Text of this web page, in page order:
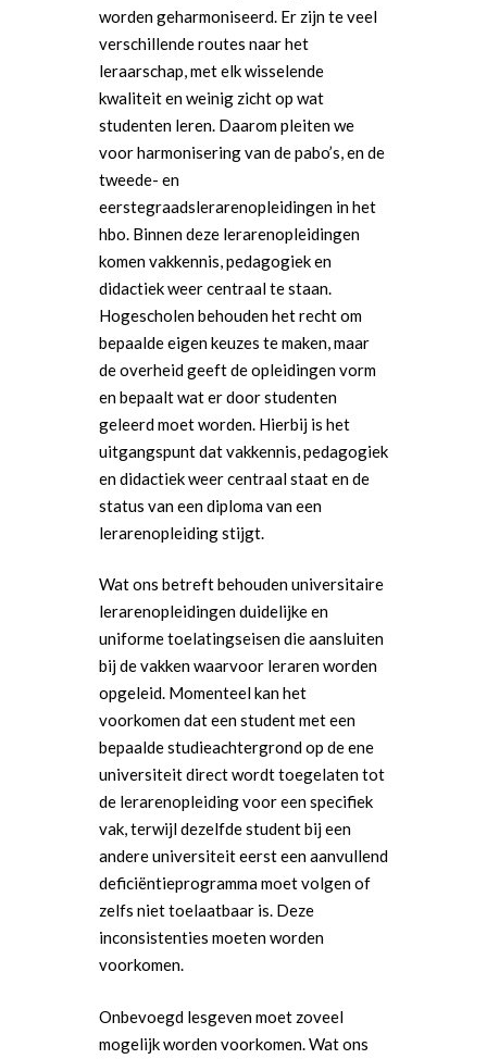
worden geharmoniseerd. Er zijn te veel
verschillende routes naar het
leraarschap, met elk wisselende
kwaliteit en weinig zicht op wat
studenten leren. Daarom pleiten we
voor harmonisering van de pabo’s, en de
tweede- en
eerstegraadslerarenopleidingen in het
hbo. Binnen deze lerarenopleidingen
komen vakkennis, pedagogiek en
didactiek weer centraal te staan.
Hogescholen behouden het recht om
bepaalde eigen keuzes te maken, maar
de overheid geeft de opleidingen vorm
en bepaalt wat er door studenten
geleerd moet worden. Hierbij is het
uitgangspunt dat vakkennis, pedagogiek
en didactiek weer centraal staat en de
status van een diploma van een
lerarenopleiding stijgt.
Wat ons betreft behouden universitaire
lerarenopleidingen duidelijke en
uniforme toelatingseisen die aansluiten
bij de vakken waarvoor leraren worden
opgeleid. Momenteel kan het
voorkomen dat een student met een
bepaalde studieachtergrond op de ene
universiteit direct wordt toegelaten tot
de lerarenopleiding voor een specifiek
vak, terwijl dezelfde student bij een
andere universiteit eerst een aanvullend
deficiëntieprogramma moet volgen of
zelfs niet toelaatbaar is. Deze
inconsistenties moeten worden
voorkomen.
Onbevoegd lesgeven moet zoveel
mogelijk worden voorkomen. Wat ons